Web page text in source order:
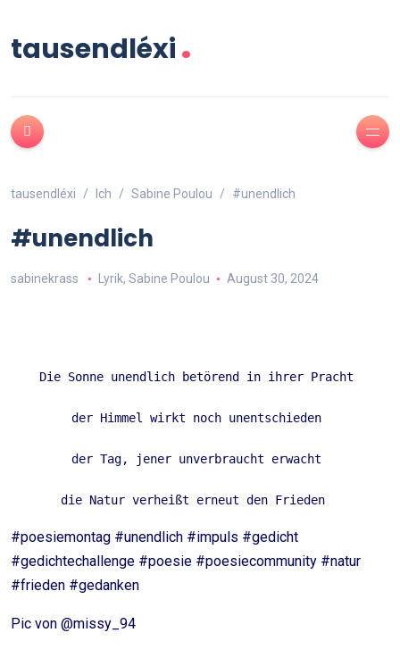
tausendléxi.
tausendléxi Ich Sabine Poulou #unendlich
#unendlich
sabinekrass Lyrik, Sabine Poulou August 30, 2024
Die Sonne unendlich betörend in ihrer Pracht
der Himmel wirkt noch unentschieden
der Tag, jener unverbraucht erwacht
die Natur verheißt erneut den Frieden
#poesiemontag #unendlich #impuls #gedicht
#gedichtechallenge #poesie #poesiecommunity #natur
#frieden #gedanken
Pic von @missy_94